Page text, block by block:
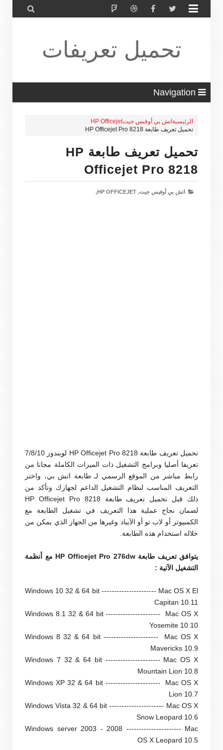


تحميل تعريفات
طابعة ولاب
توب HP Driver
الرئيسية اتش بي أوفيس جيتHP Officejet
تحميل تعريف طابعة HP Officejet Pro 8218
تحميل تعريف طابعة HP
Officejet Pro 8218
اتش بي أوفيس جيت, HP OFFICEJET,
تحميل تعريف طابعة HP Officejet Pro 8218 لويندوز 7/8/10
تعريفا أصليا وبرامج التشغيل ذات الميزات الكاملة مجانا من
رابط مباشر من الموقع الرسمي لـ طابعة اتش بي، واختر
التعريف المناسب لنظام التشغيل الداعم لجهازك وتأكد من
ذلك قبل تحميل تعريف طابعة HP Officejet Pro 8218
لضمان نجاح عملية هذا التعريف في تشغيل الطابعة مع
الكمبيوتر أو لاب تو أو الآيباد وغيرها من الجهاز الذي يمكن من
خلاله استخدام هذه الطابعة.
يتوافق تعريف طابعة HP Officejet Pro 276dw مع أنظمة
التشغيل الآتية :
Windows 10 32 & 64 bit ---------------------- Mac OS X El
Capitan 10.11
Windows 8.1 32 & 64 bit ---------------------- Mac OS X
Yosemite 10.10
Windows 8 32 & 64 bit ---------------------- Mac OS X
Mavericks 10.9
Windows 7 32 & 64 bit ---------------------- Mac OS X
Mountain Lion 10.8
Windows XP 32 & 64 bit ---------------------- Mac OS X
Lion 10.7
Windows Vista 32 & 64 bit ---------------------- Mac OS X
Snow Leopard 10.6
Windows server 2003 - 2008 ---------------------- Mac
OS X Leopard 10.5